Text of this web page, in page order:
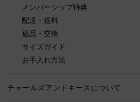
メンバーシップ特典
配送・送料
返品・交換
サイズガイド
お手入れ方法
チャールズアンドキースについて